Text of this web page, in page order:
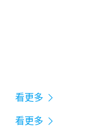
看更多
看更多